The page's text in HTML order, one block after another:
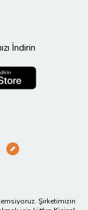
İndirin
Şirketimizin